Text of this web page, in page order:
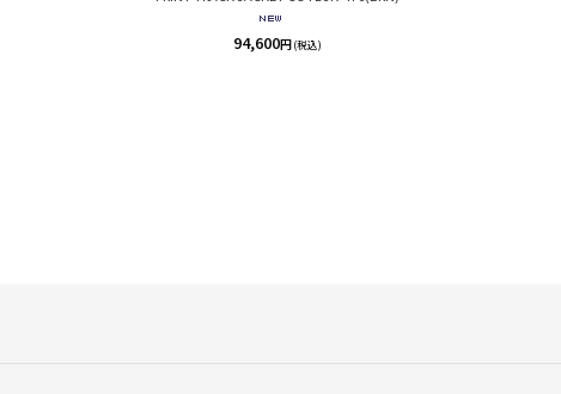
94,600円(税込)